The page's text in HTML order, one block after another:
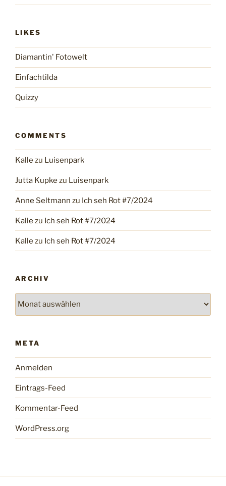
LIKES
Diamantin' Fotowelt
Einfachtilda
Quizzy
COMMENTS
Kalle zu Luisenpark
Jutta Kupke zu Luisenpark
Anne Seltmann zu Ich seh Rot #7/2024
Kalle zu Ich seh Rot #7/2024
Kalle zu Ich seh Rot #7/2024
ARCHIV
Archiv
META
Anmelden
Eintrags-Feed
Kommentar-Feed
WordPress.org